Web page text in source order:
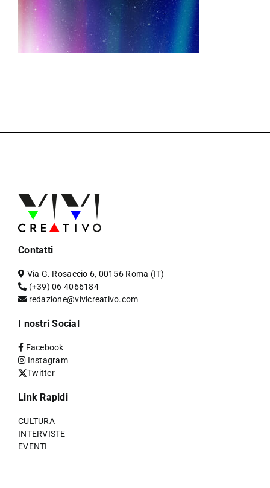
Contatti
Via G. Rosaccio 6, 00156 Roma (IT)
(+39) 06 4066184
redazione@vivicreativo.com
I nostri Social
Facebook
Instagram
Twitter
Link Rapidi
CULTURA
INTERVISTE
EVENTI